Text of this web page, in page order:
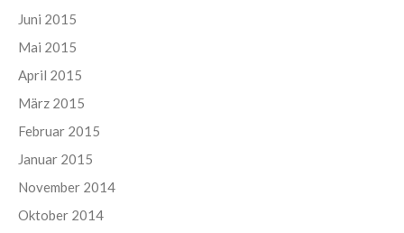
Juni 2015
Mai 2015
April 2015
März 2015
Februar 2015
Januar 2015
November 2014
Oktober 2014